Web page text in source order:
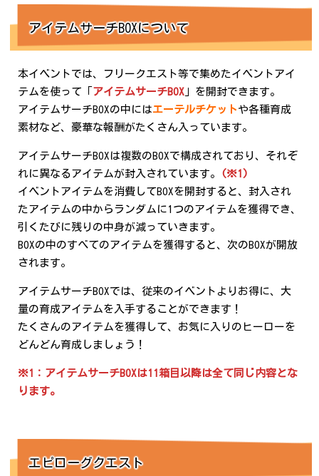
アイテムサーチBOXについて
本イベントでは、フリークエスト等で集めたイベントアイ
テムを使って「 アイテムサーチBOX 」を開封できます。
アイテムサーチBOXの中にはエーテルチケット や各種育成
素材など、豪華な報酬がたくさん入っています。
アイテムサーチBOXは複数のBOXで構成されており、それぞ
れに異なるアイテムが封入されています。
(※1)
イベントアイテムを消費してBOXを開封すると、封入され
たアイテムの中からランダムに1つのアイテムを獲得でき、
引くたびに残りの中身が減っていきます。
BOXの中のすべてのアイテムを獲得すると、次のBOXが開放
されます。
アイテムサーチBOXでは、従来のイベントよりお得に、大
量の育成アイテムを入手することができます！
たくさんのアイテムを獲得して、お気に入りのヒーローを
どんどん育成しましょう！
※1：アイテムサーチBOXは11箱目以降は全て同じ内容とな
ります。
エピローグクエスト